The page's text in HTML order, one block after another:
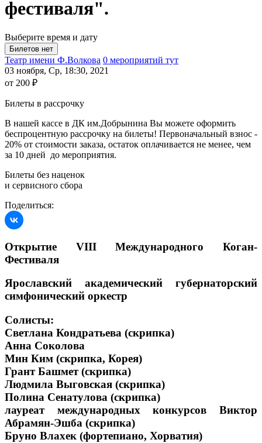
фестиваля".
Выберите время и дату
Театр имени Ф.Волкова 0 мероприятий тут
03 ноября, Ср, 18:30, 2021
от 200 ₽
Билеты в рассрочку
В нашей кассе в ДК им.Добрынина Вы можете оформить
беспроцентную рассрочку на билеты! Первоначальный взнос -
20% от стоимости заказа, остаток оплачивается не менее, чем
за 10 дней до мероприятия.
Билеты без наценок
и сервисного сбора
Поделиться:
Открытие VIII Международного Коган-
Фестиваля
Ярославский академический губернаторский
симфонический оркестр
Солисты:
Светлана Кондратьева (скрипка)
Анна Соколова
Мин Ким (скрипка, Корея)
Грант Башмет (скрипка)
Людмила Выговская (скрипка)
Полина Сенатулова (скрипка)
лауреат международных конкурсов Виктор
Абрамян-Эшба (скрипка)
Бруно Влахек (фортепиано, Хорватия)